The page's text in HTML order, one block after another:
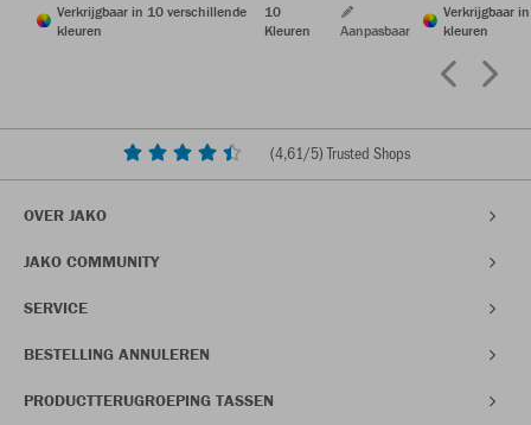
Verkrijgbaar in 10 verschillende
kleuren
10
Kleuren
Aanpasbaar
Verkrijgbaar
kleuren
(4,61/5) Trusted Shops
OVER JAKO
JAKO COMMUNITY
SERVICE
BESTELLING ANNULEREN
PRODUCTTERUGROEPING TASSEN